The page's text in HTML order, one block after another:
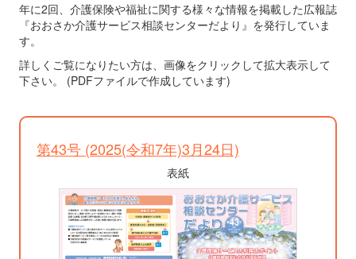
年に2回、介護保険や福祉に関する様々な情報を掲載した広報誌
『おおさか介護サービス相談センターだより』を発行していま
す。
詳しくご覧になりたい方は、画像をクリックして拡大表示して
下さい。 (PDFファイルで作成しています)
第43号 (2025(令和7年)3月24日)
表紙